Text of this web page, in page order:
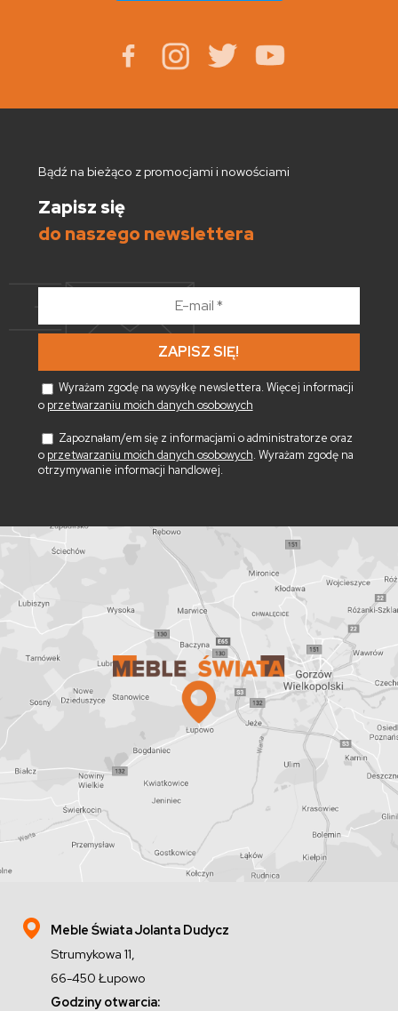
Bądź na bieżąco z promocjami i nowościami
Zapisz się
do naszego newslettera
*
Wyrażam zgodę na wysyłkę newslettera. Więcej informacji
o przetwarzaniu moich danych osobowych
Zapoznałam/em się z informacjami o administratorze oraz
o przetwarzaniu moich danych osobowych. Wyrażam zgodę na
otrzymywanie informacji handlowej.
Meble Świata Jolanta Dudycz
Strumykowa 11,
66-450 Łupowo
Godziny otwarcia: